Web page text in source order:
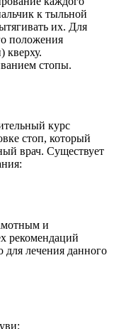
к тыльной
их. Для
положения
кверху.
стопы.
курс
стоп, который
врач. Существует
и
рекомендаций
лечения данного